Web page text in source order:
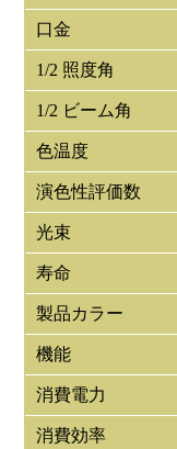
口金
1/2 照度角
1/2 ビーム角
色温度
演色性評価数
光束
寿命
製品カラー
機能
消費電力
消費効率